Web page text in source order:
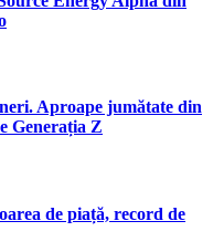
Aproape jumătate din
Generația Z
de piață, record de